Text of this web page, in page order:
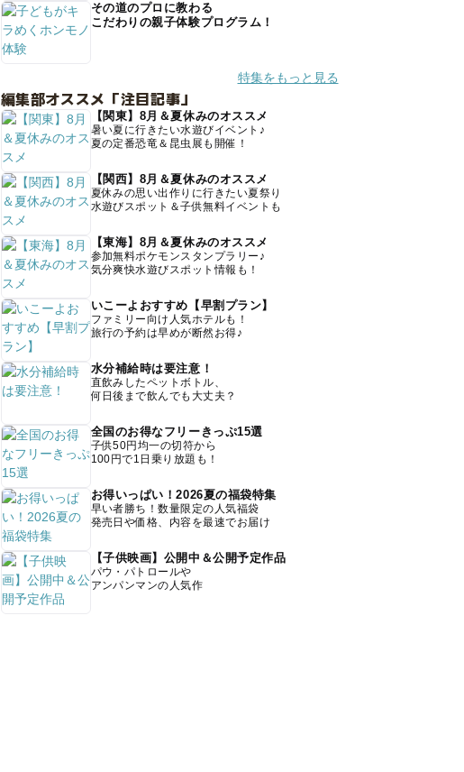
その道のプロに教わる
こだわりの親子体験プログラム！
特集をもっと見る
編集部オススメ「注目記事」
【関東】8月＆夏休みのオススメ
暑い夏に行きたい水遊びイベント♪
夏の定番恐竜＆昆虫展も開催！
【関西】8月＆夏休みのオススメ
夏休みの思い出作りに行きたい夏祭り
水遊びスポット＆子供無料イベントも
【東海】8月＆夏休みのオススメ
参加無料ポケモンスタンプラリー♪
気分爽快水遊びスポット情報も！
いこーよおすすめ【早割プラン】
ファミリー向け人気ホテルも！
旅行の予約は早めが断然お得♪
水分補給時は要注意！
直飲みしたペットボトル、
何日後まで飲んでも大丈夫？
全国のお得なフリーきっぷ15選
子供50円均一の切符から
100円で1日乗り放題も！
お得いっぱい！2026夏の福袋特集
早い者勝ち！数量限定の人気福袋
発売日や価格、内容を最速でお届け
【子供映画】公開中＆公開予定作品
パウ・パトロールや
アンパンマンの人気作